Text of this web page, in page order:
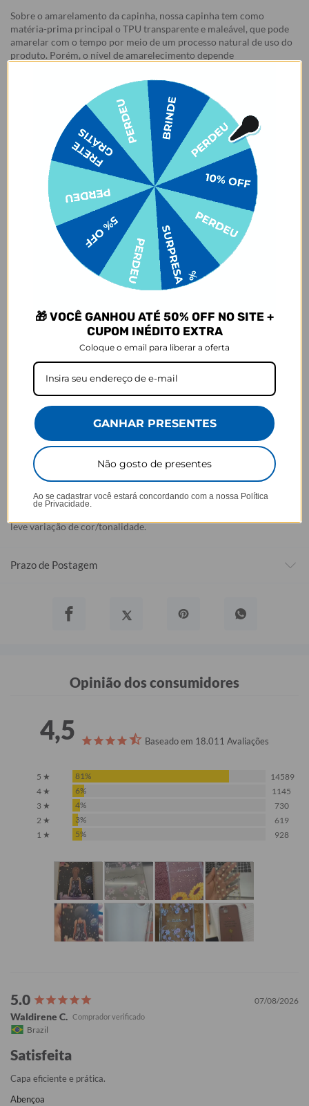
Sobre o amarelamento da capinha, nossa capinha tem como
matéria-prima principal o TPU transparente e maleável, que pode
amarelar com o tempo por meio de um processo natural de uso do
produto. Porém, o nível de amarelecimento depende
estará inserida, pois seja por mudanças de temperatura e/ou
reações químicas adversas, infelizmente, o amarelamento do
produto pode vir a acontecer.
Arrependimento
- Os nossos produtos personalizados (
estampados ou
customizados com nome/foto ) são feitos especialmente para você,
de acordo com a opção escolhida no momento da compra.
- Isso significa que a produção só começa após a confirmação do
pedido, e o item é criado exclusivamente com a estampa
selecionada,
mesmo quando não há customização com nome
- Por isso, é super importante conferir com atenção todos os
detalhes antes de finalizar a compra, como modelo, estampa e
variações escolhidas.
não é possível realizar
cancelamentos ou alterações
, pois o produto não pode retornar
ao estoque.
- Descascamento: 6 meses;
- Amarelamento: 6 meses;
- Demais defeitos de fábrica: 3 meses.
Ei, atenção aí!
Antes de garantir seu acessório, dá uma conferida no modelo do
seu celular! Os modelos 5G geralmente têm telas maiores que as
outras versões, então certifique-se de que o seu escolhido vai
encaixar direitinho. Fique de olho e escolha certinho para tudo
combinar com seu smartphone! 😎📱
leve variação de cor/tonalidade.
Prazo de Postagem
Opinião dos consumidores
4,5 Baseado em 18.011 Avaliações
5 ★ 81%
14589
4 ★
6%
1145
3 ★
4%
730
2 ★
3%
619
1 ★
5% 928
07/08/2026
Waldirene C.
Brazil
Satisfeita
Capa eficiente e prática.
Abençoa
🎁 VOCÊ GANHOU ATÉ 50% OFF NO SITE +
CUPOM INÉDITO EXTRA
Coloque o email para liberar a oferta
GANHAR PRESENTES
Não gosto de presentes
Ao se cadastrar você estará concordando com a nossa Política
de Privacidade.